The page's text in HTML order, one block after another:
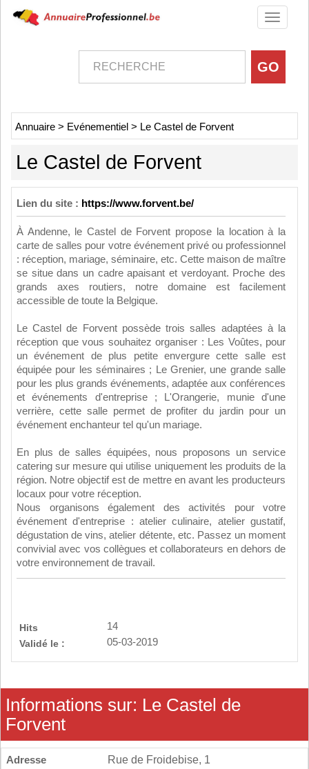
Toggle
Annuaire > Evénementiel > Le Castel de Forvent
Le Castel de Forvent
Lien du site : https://www.forvent.be/
À Andenne, le Castel de Forvent propose la location à la
carte de salles pour votre événement privé ou professionnel
: réception, mariage, séminaire, etc. Cette maison de maître
se situe dans un cadre apaisant et verdoyant. Proche des
grands axes routiers, notre domaine est facilement
accessible de toute la Belgique.
Le Castel de Forvent possède trois salles adaptées à la
réception que vous souhaitez organiser : Les Voûtes, pour
un événement de plus petite envergure cette salle est
équipée pour les séminaires ; Le Grenier, une grande salle
pour les plus grands événements, adaptée aux conférences
et événements d'entreprise ; L'Orangerie, munie d'une
verrière, cette salle permet de profiter du jardin pour un
événement enchanteur tel qu'un mariage.
En plus de salles équipées, nous proposons un service
catering sur mesure qui utilise uniquement les produits de la
région. Notre objectif est de mettre en avant les producteurs
locaux pour votre réception.
Nous organisons également des activités pour votre
événement d'entreprise : atelier culinaire, atelier gustatif,
dégustation de vins, atelier détente, etc. Passez un moment
convivial avec vos collègues et collaborateurs en dehors de
votre environnement de travail.
Hits
14
Validé le :
05-03-2019
Informations sur: Le Castel de
Forvent
Adresse
Rue de Froidebise, 1